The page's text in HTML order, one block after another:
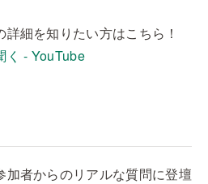
細を知りたい方はこちら！
く - YouTube
加者からのリアルな質問に登壇